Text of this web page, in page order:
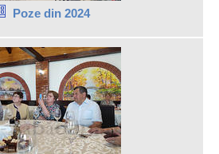
Poze din 2024